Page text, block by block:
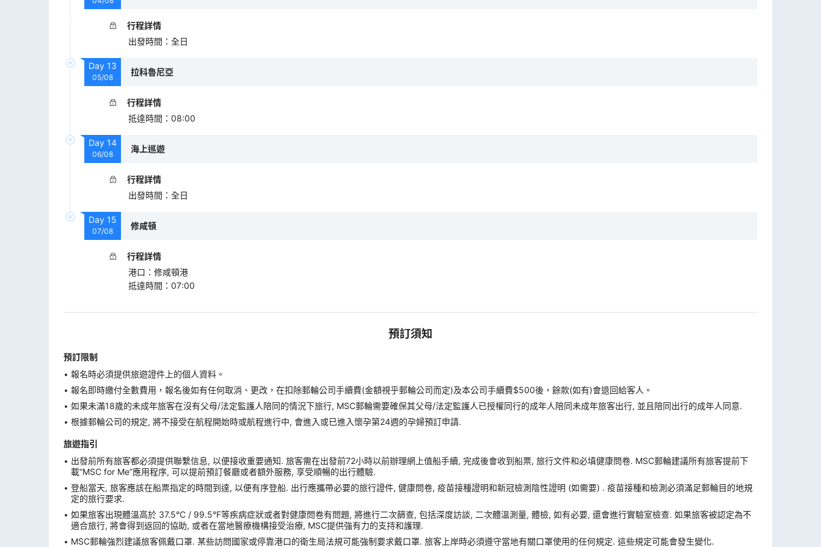
行程詳情
出發時間 ： 全日
Day 13
05/08
拉科魯尼亞
行程詳情
抵達時間 ： 08:00
Day 14
06/08
海上巡遊
行程詳情
出發時間 ： 全日
Day 15
07/08
修咸頓
行程詳情
港口 ： 修咸頓港
抵達時間 ： 07:00
預訂須知
預訂限制
報名時必須提供旅遊證件上的個人資料。
報名即時繳付全數費用，報名後如有任何取消、更改，在扣除郵輪公司手續費(金額視乎郵輪公司而定)及本公司手續費$500後，餘款(如有)會退回給客人。
如果未滿18歲的未成年旅客在沒有父母/法定監護人陪同的情況下旅行, MSC郵輪需要確保其父母/法定監護人已授權同行的成年人陪同未成年旅客出行, 並且陪同出行的成年人同意.
根據郵輪公司的規定, 將不接受在航程開始時或航程進行中, 會進入或已進入懷孕第24週的孕婦預訂申請.
旅遊指引
出發前所有旅客都必須提供聯繫信息, 以便接收重要通知. 旅客需在出發前72小時以前辦理網上值船手續, 完成後會收到船票, 旅行文件和必填健康問卷. MSC郵輪建議所有旅客提前下
載“MSC for Me”應用程序, 可以提前預訂餐廳或者額外服務, 享受順暢的出行體驗.
登船當天, 旅客應該在船票指定的時間到達, 以便有序登船. 出行應攜帶必要的旅行證件, 健康問卷, 疫苗接種證明和新冠檢測陰性證明 (如需要) . 疫苗接種和檢測必須滿足郵輪目的地規
定的旅行要求.
如果旅客出現體溫高於 37.5°C / 99.5°F等疾病症狀或者對健康問卷有問題, 將進行二次篩查, 包括深度訪談, 二次體溫測量, 體檢, 如有必要, 還會進行實驗室檢查. 如果旅客被認定為不
適合旅行, 將會得到返回的協助, 或者在當地醫療機構接受治療, MSC提供強有力的支持和護理.
MSC郵輪強烈建議旅客佩戴口罩. 某些訪問國家或停靠港口的衛生局法規可能強制要求戴口罩. 旅客上岸時必須遵守當地有關口罩使用的任何規定. 這些規定可能會發生變化.